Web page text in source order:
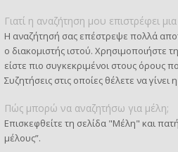
Γιατί η αναζήτηση μου επιστρέφει
Η αναζήτησή σας επέστρεψε πολλά
ο διακομιστής ιστού. Χρησιμοποιήστε
είστε πιο συγκεκριμένοι στους όρους
Συζητήσεις στις οποίες θέλετε να γίνει
Πώς μπορώ να αναζητήσω για μέλη;
Επισκεφθείτε τη σελίδα "Μέλη" και
μέλους”.